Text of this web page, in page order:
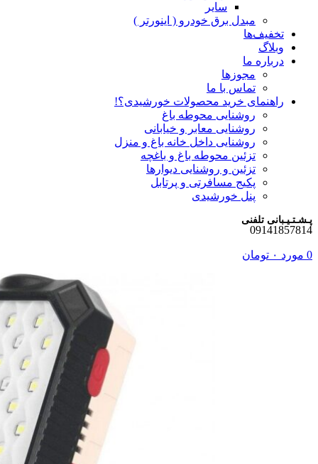
سایر
مبدل برق خودرو ( اینورتر )
تخفیف‌ها
وبلاگ
درباره ما
مجوزها
تماس با ما
راهنمای خرید محصولات خورشیدی؟!
روشنایی محوطه باغ
روشنایی معابر و خیابانی
روشنایی داخل خانه باغ و منزل
تزئین محوطه باغ و باغچه
تزئین و روشنایی دیوارها
پکیج مسافرتی و پرتابل
پنل خورشیدی
پـشـتـیـبانی تلفنی
09141857814
0 مورد ۰ تومان